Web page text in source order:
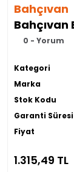
Bahçıvan
Bahçıvan
0 - Yorum
Kategori
Marka
Stok Kodu
Garanti Süresi
Fiyat
1.315,49 TL